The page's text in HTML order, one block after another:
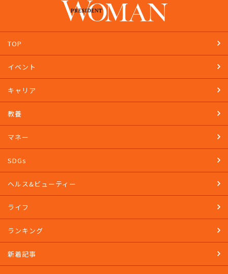
TOP
イベント
キャリア
教養
マネー
SDGs
ヘルス&ビューティー
ライフ
ランキング
新着記事